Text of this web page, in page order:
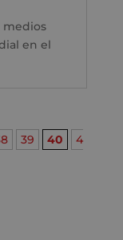
medios
en el
39 40
4